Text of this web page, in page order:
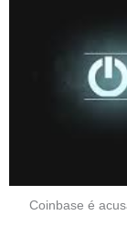
Coinbase é